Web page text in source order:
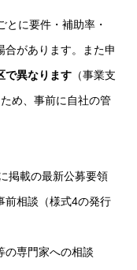
とに要件・補助率・
合があります。また申
で異なります （事業支
め、事前に自社の管
掲載の最新公募要領
前相談（様式4の発行
の専門家への相談